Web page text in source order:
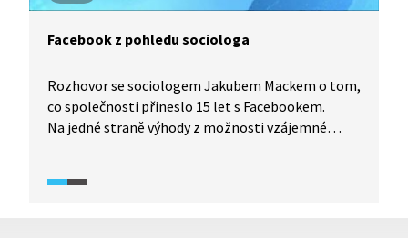
Facebook z pohledu sociologa
Rozhovor se sociologem Jakubem Mackem o tom,
co společnosti přineslo 15 let s Facebookem.
Na jedné straně výhody z možnosti vzájemné
vztahů. V běžném životě hrajeme pro různé lidi